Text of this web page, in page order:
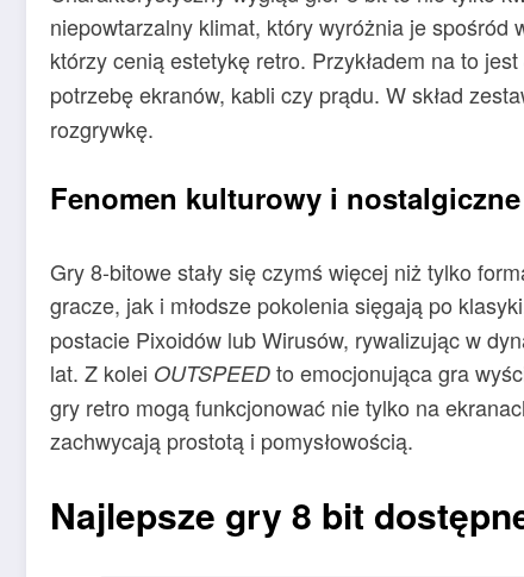
niepowtarzalny klimat, który wyróżnia je spośród
którzy cenią estetykę retro. Przykładem na to jest
potrzebę ekranów, kabli czy prądu. W skład
rozgrywkę.
Fenomen kulturowy i
Gry 8-bitowe stały się czymś więcej niż tylko
gracze, jak i młodsze pokolenia sięgają po
postacie Pixoidów lub Wirusów, rywalizując w
lat. Z kolei OUTSPEED to emocjonująca gra
gry retro mogą funkcjonować nie tylko na
zachwycają prostotą i pomysłowością.
Najlepsze gry 8 bit